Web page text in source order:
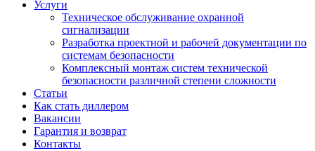
Услуги
Техническое обслуживание охранной
сигнализации
Разработка проектной и рабочей документации по
системам безопасности
Комплексный монтаж систем технической
безопасности различной степени сложности
Статьи
Как стать диллером
Вакансии
Гарантия и возврат
Контакты